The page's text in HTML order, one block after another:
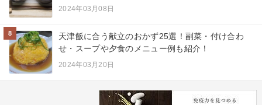
2024年03月08日
8
天津飯に合う献立のおかず25選！副菜・付け合わ
せ・スープや夕食のメニュー例も紹介！
2024年03月20日